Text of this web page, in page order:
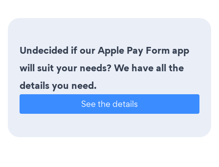
Undecided if our Apple Pay Form app
will suit your needs? We have all the
details you need.
See the details